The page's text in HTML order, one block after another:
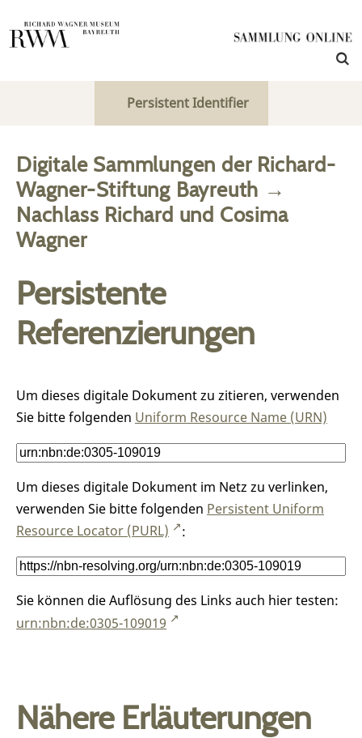
Persistent Identifier
Digitale Sammlungen der Richard-
Wagner-Stiftung Bayreuth →
Nachlass Richard und Cosima
Wagner
Persistente
Referenzierungen
Um dieses digitale Dokument zu zitieren, verwenden
Sie bitte folgenden Uniform Resource Name (URN)
Um dieses digitale Dokument im Netz zu verlinken,
verwenden Sie bitte folgenden Persistent Uniform
Resource Locator (PURL)
:
Sie können die Auflösung des Links auch hier testen:
urn:nbn:de:0305-109019
Nähere Erläuterungen